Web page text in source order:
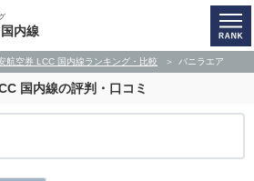
内線
航空券 LCC 国内線ランキング・比較 バニラエア
国内線の評判・口コミ